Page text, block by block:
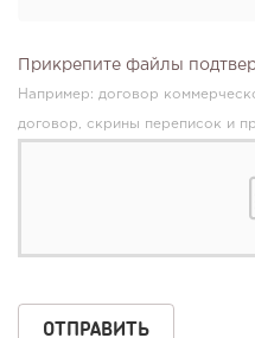
Прикрепите файлы
Например: договор
договор, скрины переписок и